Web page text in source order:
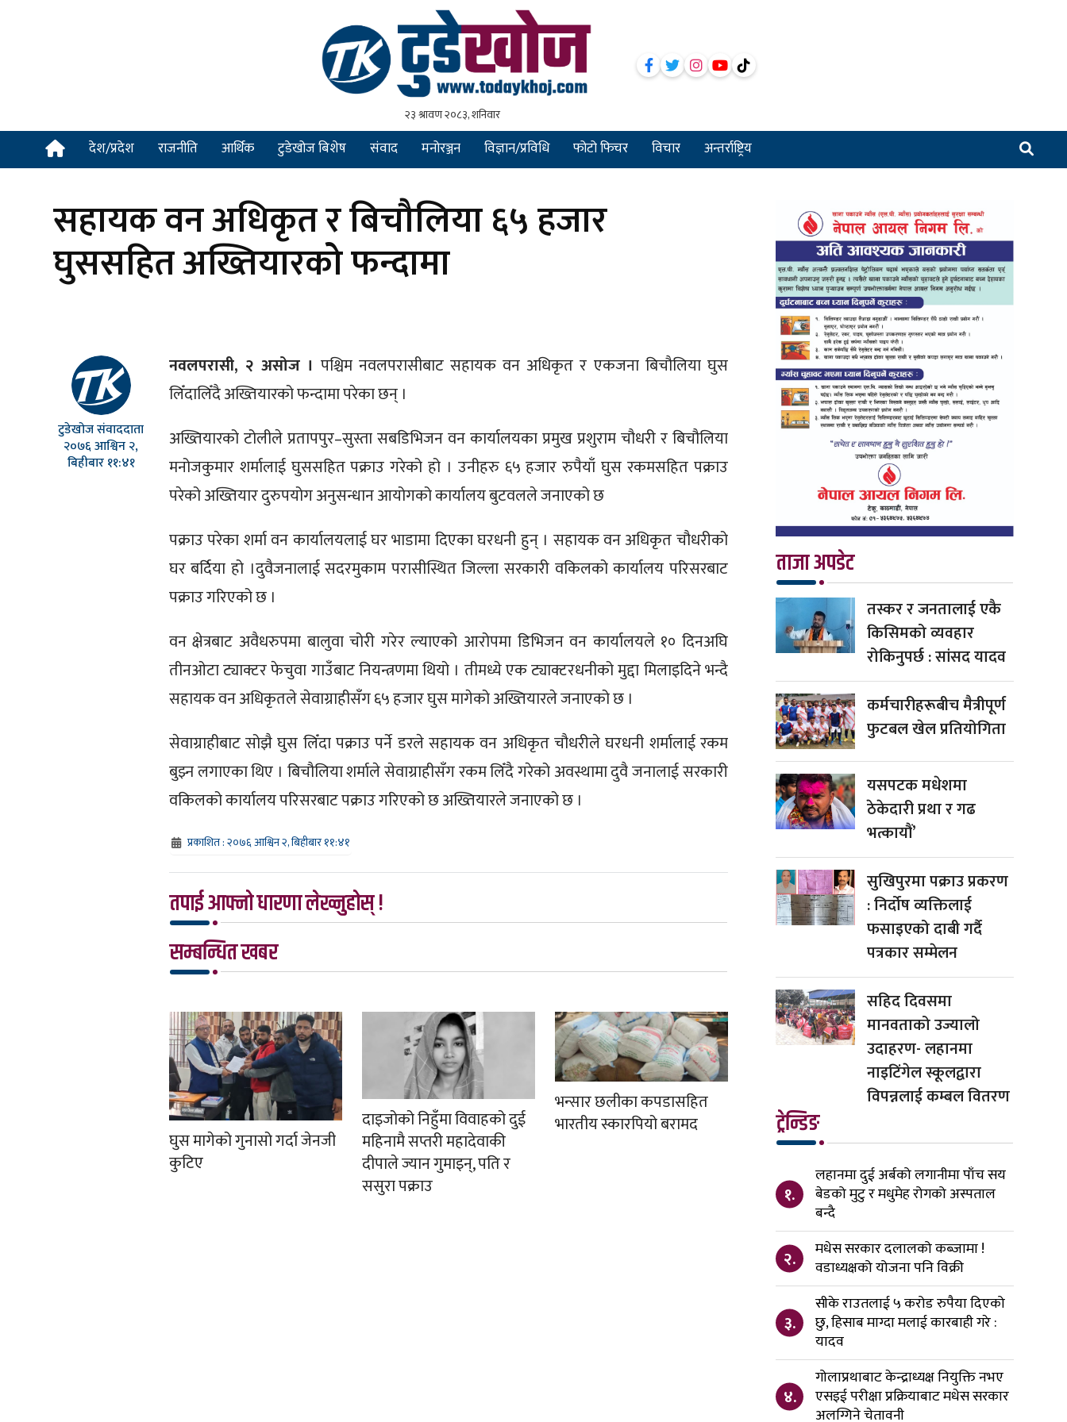
देश/प्रदेश राजनीति आर्थिक टुडेखोज बिशेष संवाद मनोरञ्जन विज्ञान/प्रविधि फोटो फिचर विचार अन्तर्राष्ट्रिय
सहायक वन अधिकृत र बिचौलिया ६५ हजार
घुससहित अख्तियारको फन्दामा
टुडेखोज संवाददाता
२०७६ आश्विन २,
बिहीबार ११:४१
नवलपरासी, २ असोज । पश्चिम नवलपरासीबाट सहायक वन अधिकृत र एकजना बिचौलिया घुस
लिँदालिँदै अख्तियारको फन्दामा परेका छन् ।
अख्तियारको टोलीले प्रतापपुर–सुस्ता सबडिभिजन वन कार्यालयका प्रमुख प्रशुराम चौधरी र बिचौलिया
मनोजकुमार शर्मालाई घुससहित पक्राउ गरेको हो । उनीहरु ६५ हजार रुपैयाँ घुस रकमसहित पक्राउ
परेको अख्तियार दुरुपयोग अनुसन्धान आयोगको कार्यालय बुटवलले जनाएको छ
पक्राउ परेका शर्मा वन कार्यालयलाई घर भाडामा दिएका घरधनी हुन् । सहायक वन अधिकृत चौधरीको
घर बर्दिया हो ।दुवैजनालाई सदरमुकाम परासीस्थित जिल्ला सरकारी वकिलको कार्यालय परिसरबाट
पक्राउ गरिएको छ ।
वन क्षेत्रबाट अवैधरुपमा बालुवा चोरी गरेर ल्याएको आरोपमा डिभिजन वन कार्यालयले १० दिनअघि
तीनओटा ट्याक्टर फेचुवा गाउँबाट नियन्त्रणमा थियो । तीमध्ये एक ट्याक्टरधनीको मुद्दा मिलाइदिने भन्दै
सहायक वन अधिकृतले सेवाग्राहीसँग ६५ हजार घुस मागेको अख्तियारले जनाएको छ ।
सेवाग्राहीबाट सोझै घुस लिँदा पक्राउ पर्ने डरले सहायक वन अधिकृत चौधरीले घरधनी शर्मालाई रकम
बुझ्न लगाएका थिए । बिचौलिया शर्माले सेवाग्राहीसँग रकम लिँदै गरेको अवस्थामा दुवै जनालाई सरकारी
वकिलको कार्यालय परिसरबाट पक्राउ गरिएको छ अख्तियारले जनाएको छ ।
प्रकाशित : २०७६ आश्विन २, बिहीबार ११:४१
तपाई आफ्नो धारणा लेख्नुहोस् !
सम्बन्धित खबर
घुस मागेको गुनासो गर्दा जेनजी
कुटिए
दाइजोको निहुँमा विवाहको दुई
महिनामै सप्तरी महादेवाकी
दीपाले ज्यान गुमाइन्, पति र
ससुरा पक्राउ
भन्सार छलीका कपडासहित
भारतीय स्कारपियो बरामद
ताजा अपडेट
तस्कर र जनतालाई एकै
किसिमको व्यवहार
रोकिनुपर्छ : सांसद यादव
कर्मचारीहरूबीच मैत्रीपूर्ण
फुटबल खेल प्रतियोगिता
यसपटक मधेशमा
ठेकेदारी प्रथा र गढ
भत्कायौं’
सुखिपुरमा पक्राउ प्रकरण
: निर्दोष व्यक्तिलाई
फसाइएको दाबी गर्दै
पत्रकार सम्मेलन
सहिद दिवसमा
मानवताको उज्यालो
उदाहरण- लहानमा
नाइटिंगेल स्कूलद्वारा
विपन्नलाई कम्बल वितरण
ट्रेन्डिङ
१.
लहानमा दुई अर्बको लगानीमा पाँच सय
बेडको मुटु र मधुमेह रोगको अस्पताल
बन्दै
२.
मधेस सरकार दलालको कब्जामा !
वडाध्यक्षको योजना पनि विक्री
३.
सीके राउतलाई ५ करोड रुपैया दिएको
छु, हिसाब माग्दा मलाई कारबाही गरे :
यादव
४.
गोलाप्रथाबाट केन्द्राध्यक्ष नियुक्ति नभए
एसइई परीक्षा प्रक्रियाबाट मधेस सरकार
अलग्गिने चेतावनी